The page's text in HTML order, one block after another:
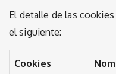
El detalle de las
el siguiente:
Cookies